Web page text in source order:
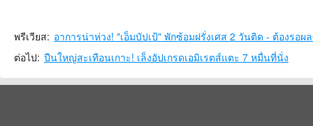
พรีเวียส: อาการน่าห่วง! "เอ็มบัปเป้" พักซ้อมฝรั่งเศส 2 วันติด - ต้องร
ต่อไป: ปืนใหญ่สะเทือนเกาะ! เล็งอัปเกรดเอมิเรตส์แตะ 7 หมื่นที่นั่ง